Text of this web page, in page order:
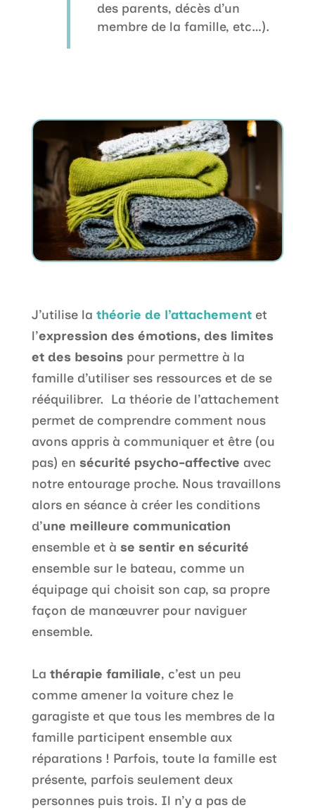
des parents, décès d’un
membre de la famille, etc…).
J’utilise la théorie de l’attachementet
l’expression des émotions, des limites
et des besoinspour permettre à la
famille d’utiliser ses ressources et de se
rééquilibrer. La théorie de l’attachement
permet de comprendre comment nous
avons appris à communiquer et être (ou
pas) en sécurité psycho-affective avec
notre entourage proche. Nous travaillons
alors en séance à créer les conditions
d’une meilleure communication
ensemble et à se sentir en sécurité
ensemble sur le bateau, comme un
équipage qui choisit son cap, sa propre
façon de manœuvrer pour naviguer
ensemble.
La thérapie familiale, c’est un peu
comme amener la voiture chez le
garagiste et que tous les membres de la
famille participent ensemble aux
réparations ! Parfois, toute la famille est
présente, parfois seulement deux
personnes puis trois. Il n’y a pas de